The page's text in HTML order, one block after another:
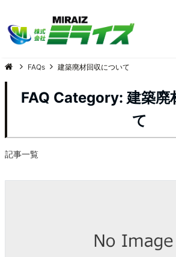
FAQs 建築廃材回収について
FAQ Category: 建築廃
て
記事一覧